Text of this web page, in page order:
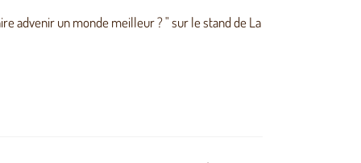
advenir un monde meilleur ? " sur le stand de La